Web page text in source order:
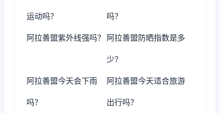
运动吗？ 吗？
阿拉善盟紫外线强吗？ 阿拉善盟防晒指数是多
少？
阿拉善盟今天会下雨
吗？
阿拉善盟今天适合旅游
出行吗？